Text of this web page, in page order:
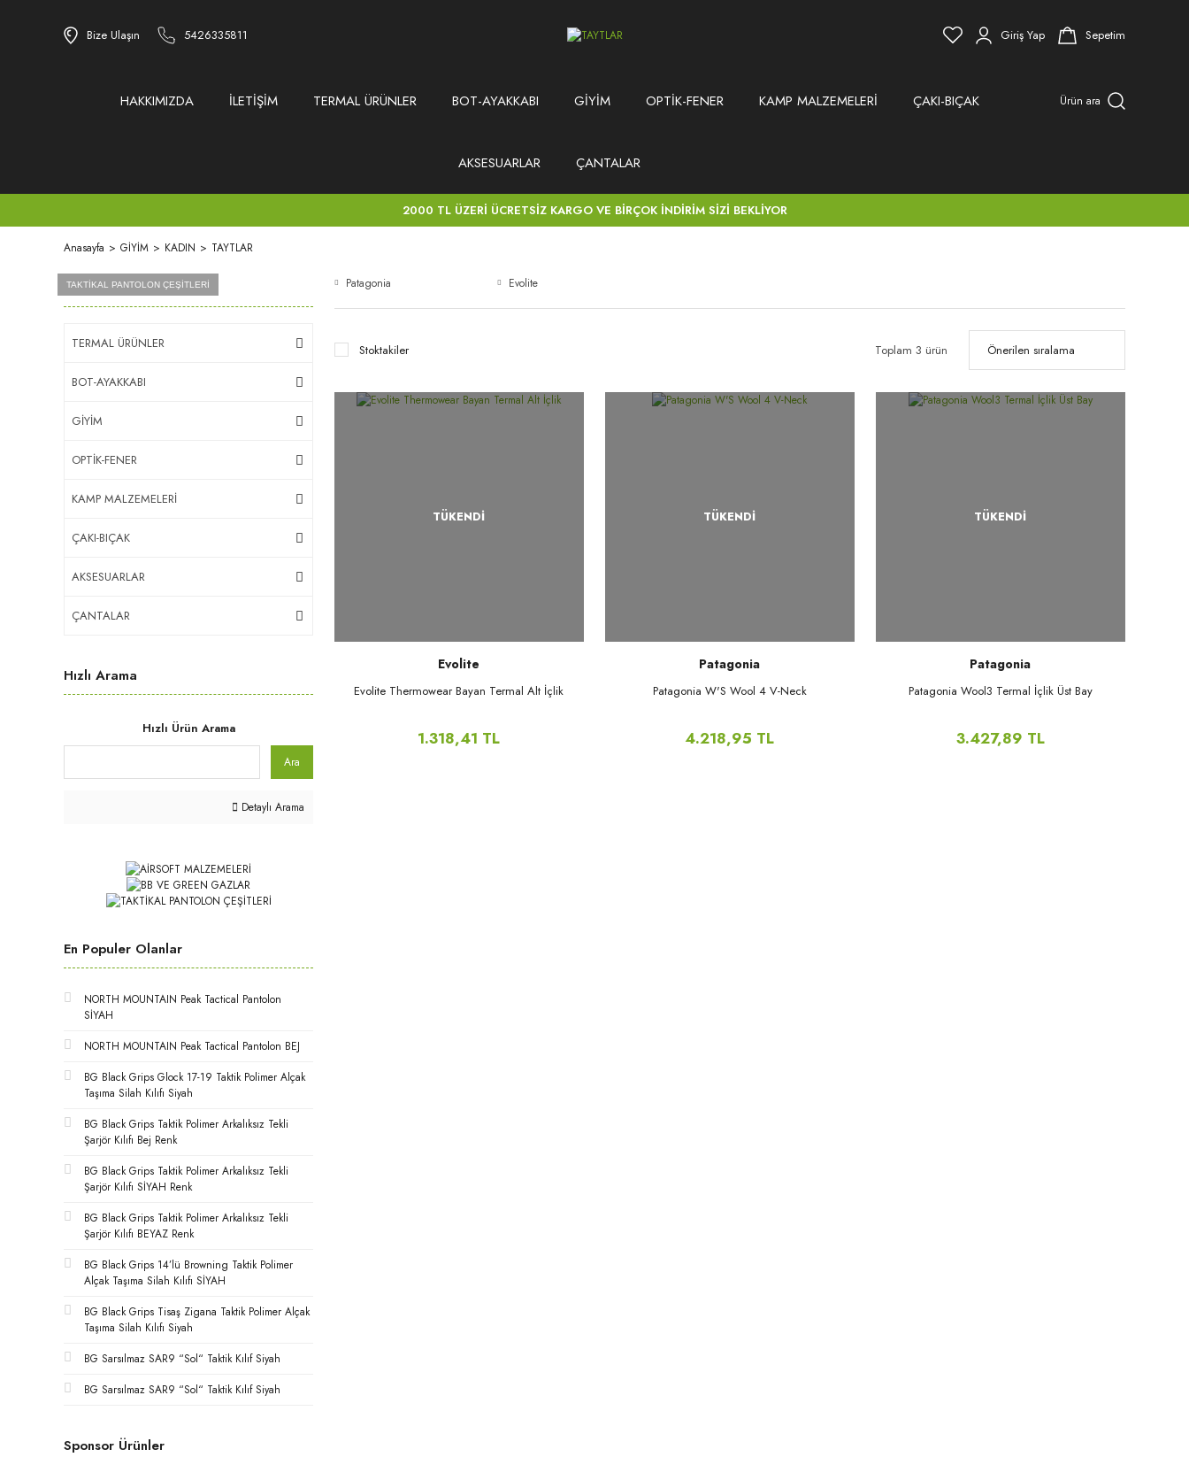
Bize Ulaşın 5426335811 Giriş Yap Sepetim
HAKKIMIZDA İLETİŞİM TERMAL ÜRÜNLER BOT-AYAKKABI GİYİM OPTİK-FENER KAMP MALZEMELERİ ÇAKI-BIÇAK
AKSESUARLAR ÇANTALAR
Ürün ara
2000 TL ÜZERİ ÜCRETSİZ KARGO VE BİRÇOK İNDİRİM SİZİ BEKLİYOR
Anasayfa GİYİM KADIN TAYTLAR
Ürün Grupları
TERMAL ÜRÜNLER
BOT-AYAKKABI
GİYİM
OPTİK-FENER
KAMP MALZEMELERİ
ÇAKI-BIÇAK
AKSESUARLAR
ÇANTALAR
Hızlı Arama
Hızlı Ürün Arama
Ara
Detaylı Arama
AİRSOFT MALZEMELERİ
BB VE GREEN GAZLAR
TAKTİKAL PANTOLON ÇEŞİTLERİ
En Populer Olanlar
NORTH MOUNTAIN Peak Tactical Pantolon
SİYAH
NORTH MOUNTAIN Peak Tactical Pantolon BEJ
BG Black Grips Glock 17-19 Taktik Polimer Alçak
Taşıma Silah Kılıfı Siyah
BG Black Grips Taktik Polimer Arkalıksız Tekli
Şarjör Kılıfı Bej Renk
BG Black Grips Taktik Polimer Arkalıksız Tekli
Şarjör Kılıfı SİYAH Renk
BG Black Grips Taktik Polimer Arkalıksız Tekli
Şarjör Kılıfı BEYAZ Renk
BG Black Grips 14’lü Browning Taktik Polimer
Alçak Taşıma Silah Kılıfı SİYAH
BG Black Grips Tisaş Zigana Taktik Polimer Alçak
Taşıma Silah Kılıfı Siyah
BG Sarsılmaz SAR9 “Sol“ Taktik Kılıf Siyah
BG Sarsılmaz SAR9 “Sol“ Taktik Kılıf Siyah
Sponsor Ürünler
Patagonia Evolite
Stoktakiler Toplam 3 ürün
TÜKENDİ
Evolite
Evolite Thermowear Bayan Termal Alt İçlik
1.318,41 TL
TÜKENDİ
Patagonia
Patagonia W'S Wool 4 V-Neck
4.218,95 TL
TÜKENDİ
Patagonia
Patagonia Wool3 Termal İçlik Üst Bay
3.427,89 TL